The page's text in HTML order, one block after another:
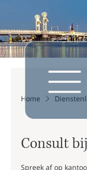
Home
Consult
Spreek af op